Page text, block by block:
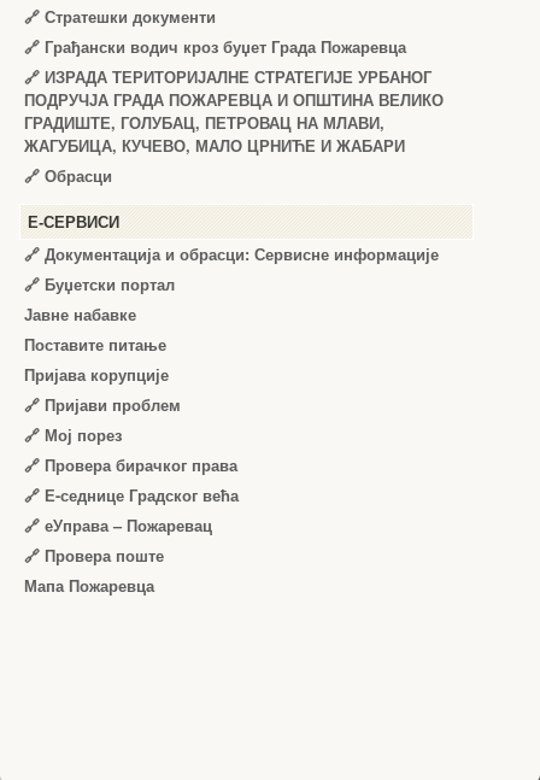
🔗 Стратешки документи
🔗 Грађански водич кроз буџет Града Пожаревца
🔗 ИЗРАДА ТЕРИТОРИЈАЛНЕ СТРАТЕГИЈЕ УРБАНОГ
ПОДРУЧЈА ГРАДА ПОЖАРЕВЦА И ОПШТИНА ВЕЛИКО
ГРАДИШТЕ, ГОЛУБАЦ, ПЕТРОВАЦ НА МЛАВИ,
ЖАГУБИЦА, КУЧЕВО, МАЛО ЦРНИЋЕ И ЖАБАРИ
🔗 Обрасци
Е-СЕРВИСИ
🔗 Документација и обрасци: Сервисне информације
🔗 Буџетски портал
Јавне набавке
Поставите питање
Пријава корупције
🔗 Пријави проблем
🔗 Мој порез
🔗 Провера бирачког права
🔗 Е-седнице Градског већа
🔗 еУправа – Пожаревац
🔗 Провера поште
Мапа Пожаревца